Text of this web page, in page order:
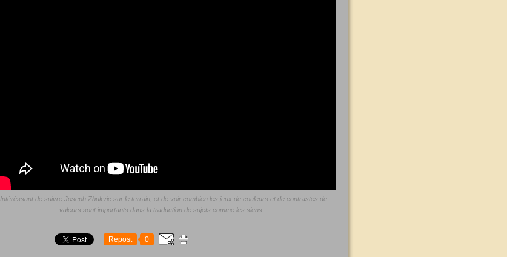
Intéréssant de suivre Joseph Zbukvic sur le terrain, et de voir combien les jeux de couleurs et de contrastes de
valeurs sont importants dans la traduction de sujets comme les siens...
Repost 0